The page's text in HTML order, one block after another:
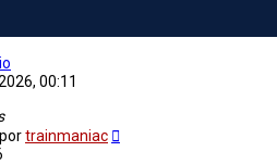
00:11
portrainmaniac